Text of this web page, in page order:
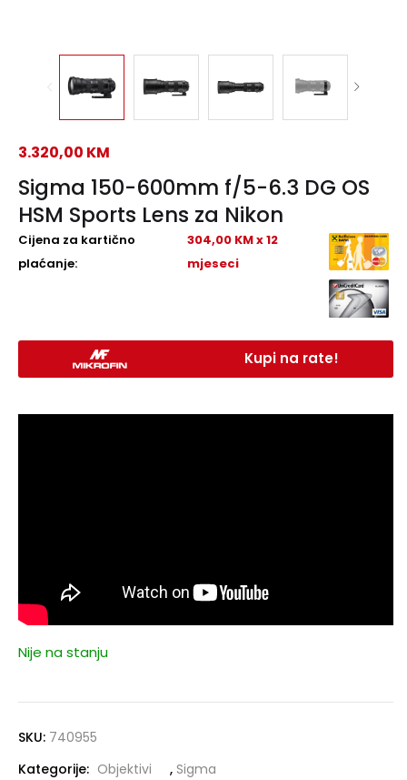
Sigma 150-600mm f/5-6.3 DG OS
HSM Sports Lens za Nikon
3.320,00 KM
Cijena za kartično
plaćanje:
304,00 KM x 12
mjeseci
Kupi na rate!
Nije na stanju
SKU: 740955
Kategorije: Objektivi , Sigma